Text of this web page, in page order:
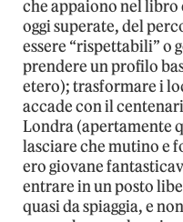
che appaiono nel
oggi superate, del
essere “rispettabili” o
prendere un profilo
etero); trasformare i
accade con il
Londra (apertamente
lasciare che mutino e
ero giovane
entrare in un posto
quasi da spiaggia, e